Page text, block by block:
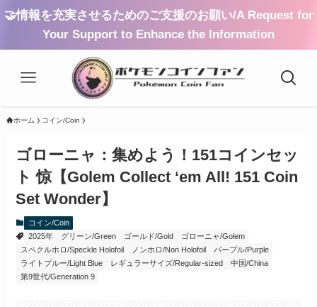
🤝情報を充実させるためのご支援のお願い/A Request for
Your Support to Enhance the Information
ホーム コイン/Coin
ゴローニャ：集めよう！151コインセッ
ト 惊【Golem Collect ‘em All! 151 Coin
Set Wonder】
コイン/Coin
2025年
グリーン/Green ゴールド/Gold
ゴローニャ/Golem
スペクルホロ/Speckle Holofoil
ノンホロ/Non Holofoil
パープル/Purple
ライトブルー/Light Blue
レギュラーサイズ/Regular-sized
中国/China
第9世代/Generation 9